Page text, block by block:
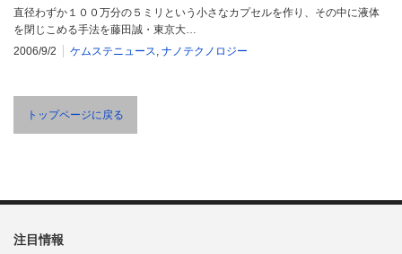
直径わずか１００万分の５ミリという小さなカプセルを作り、その中に液体
を閉じこめる手法を藤田誠・東京大…
2006/9/2
ケムステニュース, ナノテクノロジー
トップページに戻る
注目情報